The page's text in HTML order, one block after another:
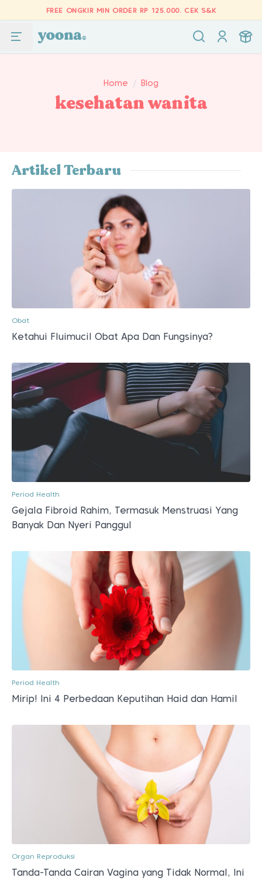
FREE ONGKIR MIN ORDER RP 125.000. CEK S&K
Home / Blog
kesehatan wanita
Artikel Terbaru
Obat
Ketahui Fluimucil Obat Apa Dan Fungsinya?
Period Health
Gejala Fibroid Rahim, Termasuk Menstruasi Yang
Banyak Dan Nyeri Panggul
Period Health
Mirip! Ini 4 Perbedaan Keputihan Haid dan Hamil
Organ Reproduksi
Tanda-Tanda Cairan Vagina yang Tidak Normal, Ini